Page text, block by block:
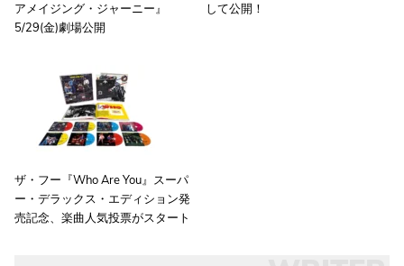
アメイジング・ジャーニー』
5/29(金)劇場公開
して公開！
ザ・フー『Who Are You』スーパ
ー・デラックス・エディション発
売記念、楽曲人気投票がスタート